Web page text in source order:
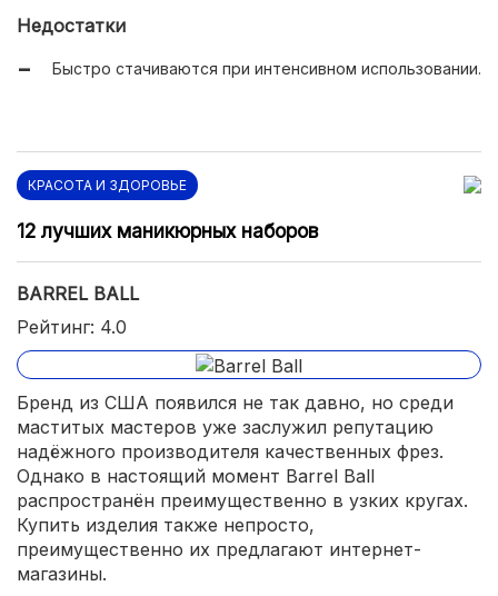
Недостатки
Быстро стачиваются при интенсивном использовании.
КРАСОТА И ЗДОРОВЬЕ
12 лучших маникюрных наборов
BARREL BALL
Рейтинг: 4.0
Бренд из США появился не так давно, но среди
маститых мастеров уже заслужил репутацию
надёжного производителя качественных фрез.
Однако в настоящий момент Barrel Ball
распространён преимущественно в узких кругах.
Купить изделия также непросто,
преимущественно их предлагают интернет-
магазины.